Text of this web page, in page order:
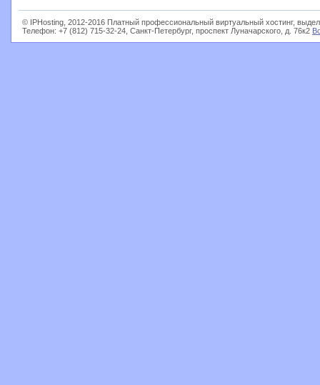
© IPHosting, 2012-2016 Платный профессиональный виртуальный хостинг,
Телефон: +7 (812) 715-32-24, Санкт-Петербург, проспект Луначарского, д. 76к2